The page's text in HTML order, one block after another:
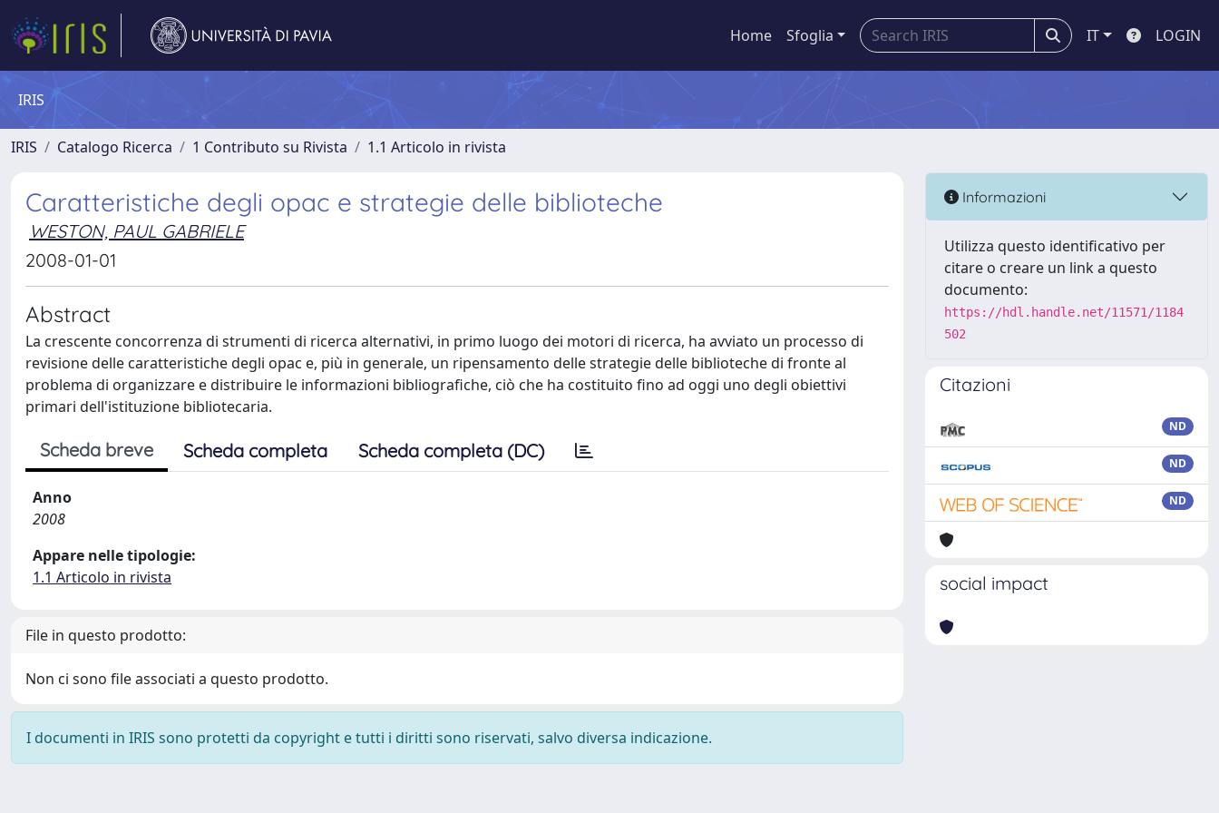
Home Sfoglia IT LOGIN
IRIS
IRIS Catalogo Ricerca 1 Contributo su Rivista 1.1 Articolo in rivista
Caratteristiche degli opac e strategie delle biblioteche
WESTON, PAUL GABRIELE
2008-01-01
Abstract
La crescente concorrenza di strumenti di ricerca alternativi, in primo luogo dei motori di ricerca, ha avviato un processo di
revisione delle caratteristiche degli opac e, più in generale, un ripensamento delle strategie delle biblioteche di fronte al
problema di organizzare e distribuire le informazioni bibliografiche, ciò che ha costituito fino ad oggi uno degli obiettivi
primari dell'istituzione bibliotecaria.
Scheda breve Scheda completa Scheda completa (DC)
Anno
2008
Appare nelle tipologie:
1.1 Articolo in rivista
File in questo prodotto:
Non ci sono file associati a questo prodotto.
I documenti in IRIS sono protetti da copyright e tutti i diritti sono riservati, salvo diversa indicazione.
Informazioni
Utilizza questo identificativo per
citare o creare un link a questo
documento:
https://hdl.handle.net/11571/1184
502
Citazioni
ND
ND
ND
social impact